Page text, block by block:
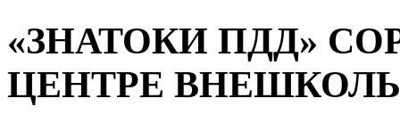
«ЗНАТОКИ ПДД»
ЦЕНТРЕ